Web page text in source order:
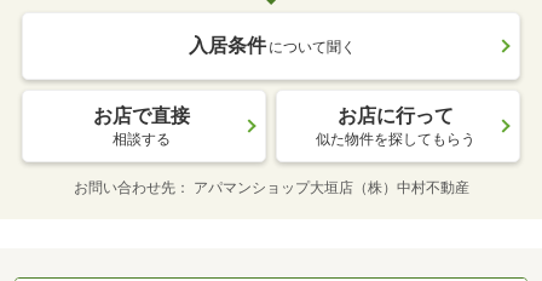
入居条件 について聞く
お店で直接
相談する
お店に行って
似た物件を探してもらう
お問い合わせ先 アパマンショップ大垣店（株）中村不動産